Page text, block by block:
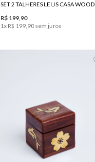
SET 2 TALHERES LE LIS CASA WOOD
R$ 199, 90
1x R$ 199, 90sem juros